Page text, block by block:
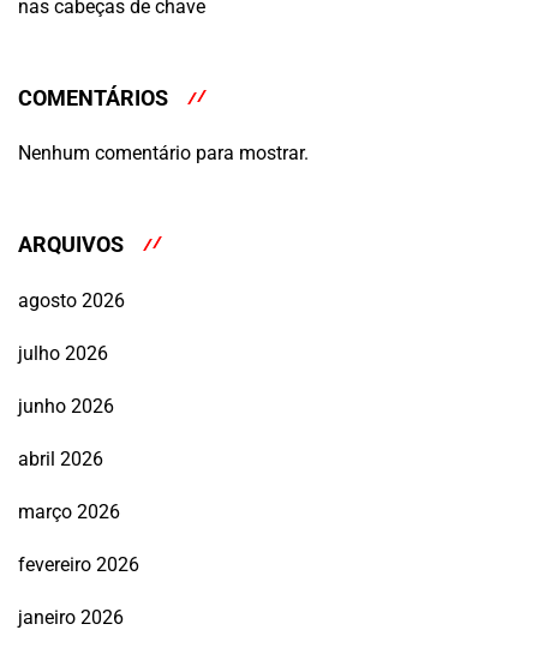
nas cabeças de chave
COMENTÁRIOS
Nenhum comentário para mostrar.
ARQUIVOS
agosto 2026
julho 2026
junho 2026
abril 2026
março 2026
fevereiro 2026
janeiro 2026